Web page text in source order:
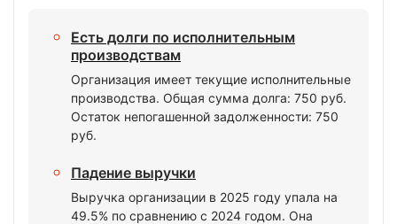
Есть долги по исполнительным
производствам
Организация имеет текущие исполнительные
производства. Общая сумма долга: 750 руб.
Остаток непогашенной задолженности: 750
руб.
Падение выручки
Выручка организации в 2025 году упала на
49.5% по сравнению с 2024 годом. Она